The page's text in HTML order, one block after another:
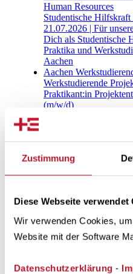
Zustimmung
Diese Webseite verwendet
Wir verwenden Cookies,
Website mit der Software
Datenschutzerklärung -